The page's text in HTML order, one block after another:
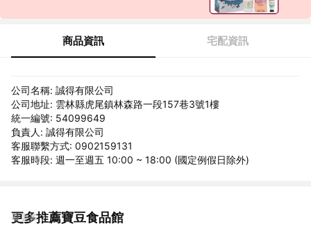
商品資訊 宅配資訊
公司名稱: 誠得有限公司
公司地址: 雲林縣虎尾鎮林森路一段157巷3號1樓
統一編號: 54099649
負責人: 誠得有限公司
客服聯繫方式: 0902159131
客服時段: 週一至週五 10:00 ~ 18:00 (國定例假日除外)
更多推薦寶豆食品館
看更多